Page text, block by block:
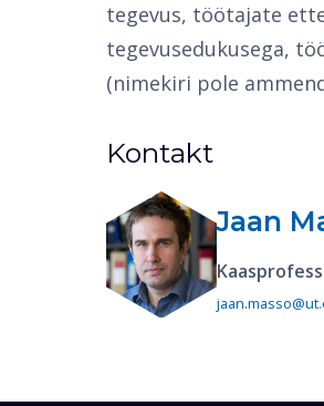
tegevus, töötajate
tegevusedukusega,
(nimekiri pole
Kontakt
Jaan